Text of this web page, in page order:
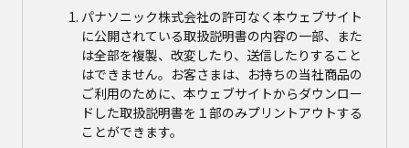
パナソニック株式会社の許可なく本ウェブサイト
に公開されている取扱説明書の内容の一部、また
は全部を複製、改変したり、送信したりすること
はできません。お客さまは、お持ちの当社商品の
ご利用のために、本ウェブサイトからダウンロー
ドした取扱説明書を１部のみプリントアウトする
ことができます。